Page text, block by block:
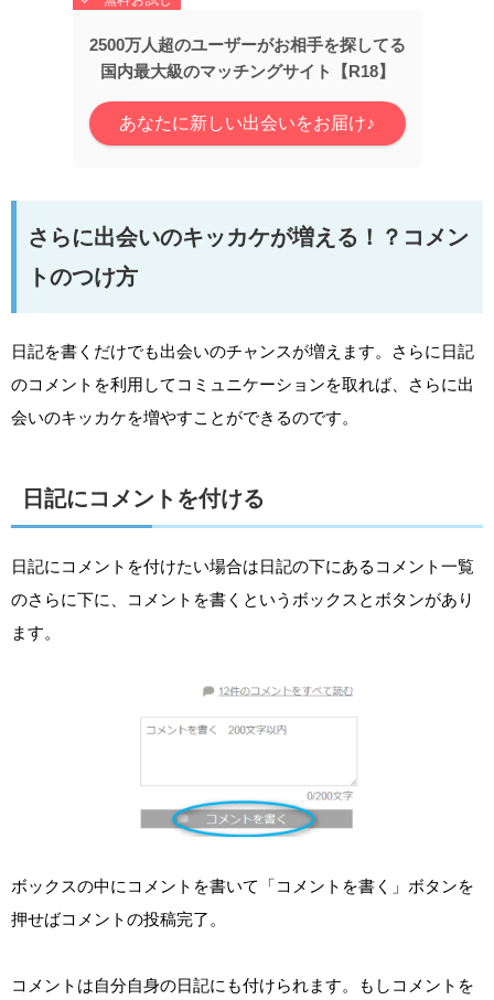
2500万人超のユーザーがお相手を探してる
国内最大級のマッチングサイト【R18】
あなたに新しい出会いをお届け♪
さらに出会いのキッカケが増える！？コメン
トのつけ方
日記を書くだけでも出会いのチャンスが増えます。さらに日記
のコメントを利用してコミュニケーションを取れば、さらに出
会いのキッカケを増やすことができるのです。
日記にコメントを付ける
日記にコメントを付けたい場合は日記の下にあるコメント一覧
のさらに下に、コメントを書くというボックスとボタンがあり
ます。
ボックスの中にコメントを書いて「コメントを書く」ボタンを
押せばコメントの投稿完了。
コメントは自分自身の日記にも付けられます。もしコメントを